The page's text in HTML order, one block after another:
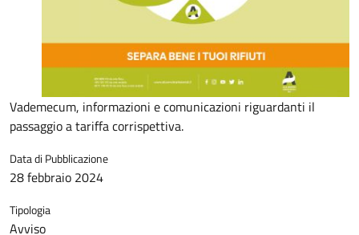
Vademecum, informazioni e comunicazioni riguardanti il
passaggio a tariffa corrispettiva.
Data di Pubblicazione
28 febbraio 2024
Tipologia
Avviso